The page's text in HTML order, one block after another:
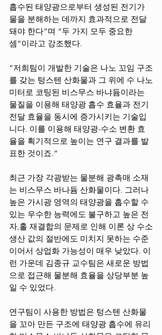
흡수된 태양광으로부터 생성된 전기가
물을 분해하는 데까지 효과적으로 전달
돼야 한다”며 “두 가지 모두 중요한
셈”이라고 강조했다.
“저희팀이 개발한 기술은 나노 꼬임 구조
를 갖는 텅스텐 산화물과 그 위에 수 나노
미터로 코팅된 비스무스 바냐듐이라는
물질을 이용해 태양광 흡수 효율과 전기
전달 효율을 동시에 증가시키는 기술입
니다. 이를 이용해 태양광-수소 변환 효
율을 획기적으로 높이는 연구 결과를 발
표한 것이죠.”
최근 가장 각광받는 물분해 광촉매 소재
는 비스무스 바나듐 산화물이다. 그러나
높은 가시광 영역의 태양광을 흡수할 수
있는 우수한 능력에도 불구하고 높은 전
자,홀 재결합의 문제로 인해 이론 상 수소
생산 값의 절반에도 미치지 못하는 수준
이어서 상업화 가능성이 매우 낮았다. 이
런 가운데 김종규 교수팀은 새로운 방법
으로 접근해 물분해 효율을 상당부분 높
일 수 있었다.
연구팀이 사용한 방법은 텅스텐 산화물
을 꼬아 만든 구조에 태양광 흡수에 유리